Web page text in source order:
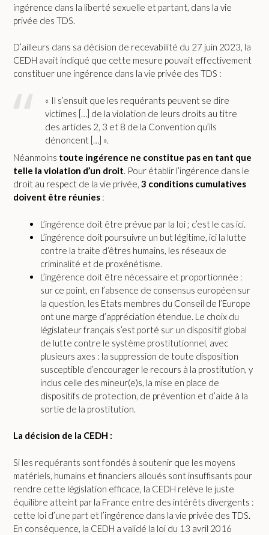
ingérence dans la liberté sexuelle et partant, dans la vie
privée des TDS.
D’ailleurs dans sa décision de recevabilité du 27 juin 2023, la
CEDH avait indiqué que cette mesure pouvait effectivement
constituer une ingérence dans la vie privée des TDS :
« Il s’ensuit que les requérants peuvent se dire
victimes […] de la violation de leurs droits au titre
des articles 2, 3 et 8 de la Convention qu’ils
dénoncent […] ».
Néanmoins toute ingérence ne constitue pas en tant que
telle la violation d’un droit. Pour établir l’ingérence dans le
droit au respect de la vie privée, 3 conditions cumulatives
doivent être réunies :
L’ingérence doit être prévue par la loi ; c’est le cas ici.
L’ingérence doit poursuivre un but légitime, ici la lutte
contre la traite d’êtres humains, les réseaux de
criminalité et de proxénétisme.
L’ingérence doit être nécessaire et proportionnée :
sur ce point, en l’absence de consensus européen sur
la question, les Etats membres du Conseil de l’Europe
ont une marge d’appréciation étendue. Le choix du
législateur français s’est porté sur un dispositif global
de lutte contre le système prostitutionnel, avec
plusieurs axes : la suppression de toute disposition
susceptible d’encourager le recours à la prostitution, y
inclus celle des mineur(e)s, la mise en place de
dispositifs de protection, de prévention et d’aide à la
sortie de la prostitution.
La décision de la CEDH :
Si les requérants sont fondés à soutenir que les moyens
matériels, humains et financiers alloués sont insuffisants pour
rendre cette législation efficace, la CEDH relève le juste
équilibre atteint par la France entre des intérêts divergents :
cette loi d’une part et l’ingérence dans la vie privée des TDS.
En conséquence, la CEDH a validé la loi du 13 avril 2016